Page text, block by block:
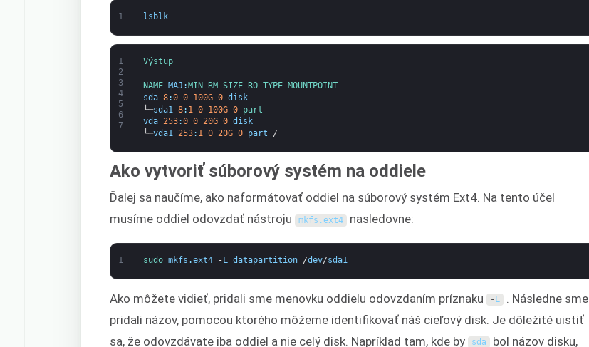
1 lsblk
1
2
3
4
5
6
7
Výstup
NAME MAJ : MIN RM SIZE RO TYPE MOUNTPOINT
sda 8:0 0 100G 0 disk
└─sda1 8: 1 0 100G 0 part
vda 253:0 0 20G 0 disk
└─vda1 253: 1 0 20G 0 part /
Ako vytvoriť súborový systém na oddiele
Ďalej sa naučíme, ako naformátovať oddiel na súborový systém Ext4. Na tento účel
musíme oddiel odovzdať nástroju mkfs .ext4 nasledovne:
1 sudo mkfs .ext4 -L datapartition /dev/sda1
Ako môžete vidieť, pridali sme menovku oddielu odovzdaním príznaku - L . Následne sme
pridali názov, pomocou ktorého môžeme identifikovať náš cieľový disk. Je dôležité uistiť
sa, že odovzdávate iba oddiel a nie celý disk. Napríklad tam, kde by sda bol názov disku,